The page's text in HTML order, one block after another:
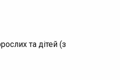
та дітей (з